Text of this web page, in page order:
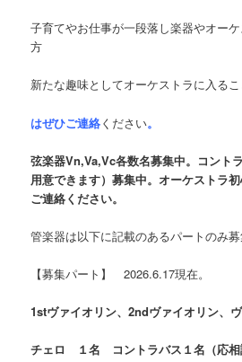
子育てやお仕事が一段落し楽器やオー
方
新たな趣味としてオーケストラに入る
はぜひご連絡ください。
弦楽器Vn,Va,Vc各数名募集中。コント
用意できます）募集中。オーケストラ
ご連絡ください。
管楽器は以下に記載のあるパートのみ募
【募集パート】 2026.6.17現在。
1stヴァイオリン、2ndヴァイオリン、
チェロ １名 コントラバス１名（応相